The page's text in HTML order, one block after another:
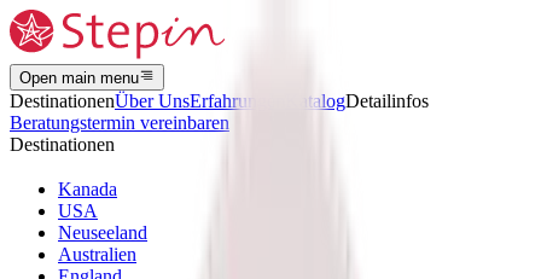
Open main menu
DestinationenÜber UnsErfahrungen KatalogDetailinfos
Beratungstermin vereinbaren
Destinationen
Kanada
USA
Neuseeland
Australien